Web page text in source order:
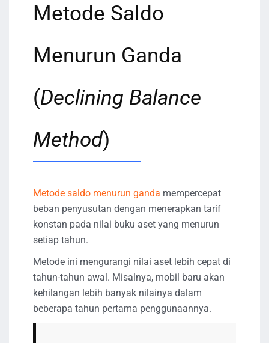
Metode Saldo
Menurun Ganda
(Declining Balance
Method)
Metode saldo menurun ganda mempercepat
beban penyusutan dengan menerapkan tarif
konstan pada nilai buku aset yang menurun
setiap tahun.
Metode ini mengurangi nilai aset lebih cepat di
tahun-tahun awal. Misalnya, mobil baru akan
kehilangan lebih banyak nilainya dalam
beberapa tahun pertama penggunaannya.